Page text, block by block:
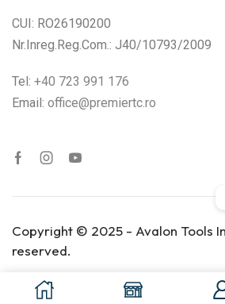
CUI: RO26190200
Nr.Inreg.Reg.Com.: J40/10793/2009
Tel: +40 723 991 176
Email: office@premiertc.ro
Copyright © 2025 - Avalon Tools
reserved.